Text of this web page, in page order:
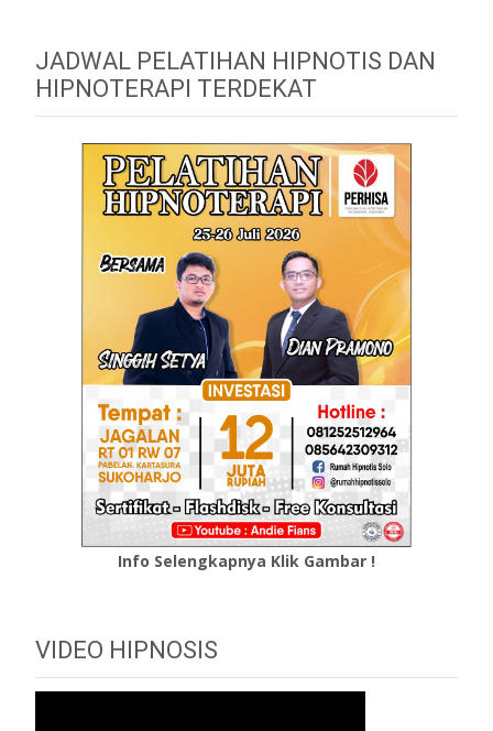
JADWAL PELATIHAN HIPNOTIS DAN
HIPNOTERAPI TERDEKAT
Info Selengkapnya Klik Gambar !
VIDEO HIPNOSIS